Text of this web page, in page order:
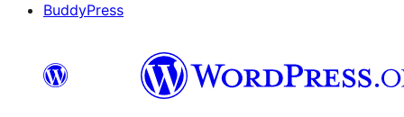
BuddyPress